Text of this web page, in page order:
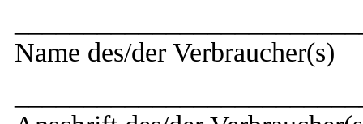
Name des/der Verbraucher(s)